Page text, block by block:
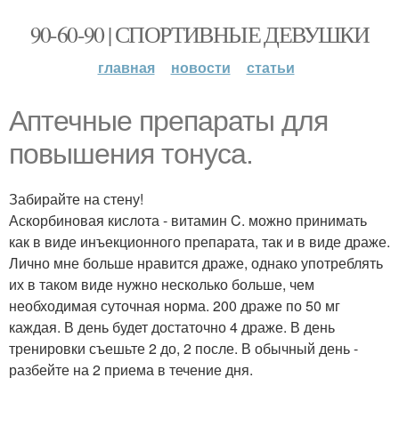
90-60-90 | СПОРТИВНЫЕ ДЕВУШКИ
главная новости статьи
Аптечные препараты для
повышения тонуса.
Забирайте на стену!
Аскорбиновая кислота - витамин C. можно принимать
как в виде инъекционного препарата, так и в виде драже.
Лично мне больше нравится драже, однако употреблять
их в таком виде нужно несколько больше, чем
необходимая суточная норма. 200 драже по 50 мг
каждая. В день будет достаточно 4 драже. В день
тренировки съешьте 2 до, 2 после. В обычный день -
разбейте на 2 приема в течение дня.